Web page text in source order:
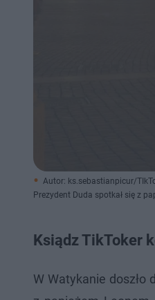
Autor: ks.sebastianpicur/
Prezydent Duda spotkał się z
Ksiądz TikToker
W Watykanie